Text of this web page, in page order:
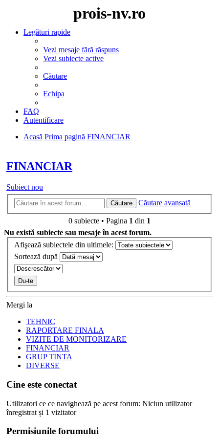
prois-nv.ro
Legături rapide
Vezi mesaje fără răspuns
Vezi subiecte active
Căutare
Echipa
FAQ
Autentificare
Acasă Prima pagină FINANCIAR
FINANCIAR
Subiect nou
Căutare Căutare avansată
0 subiecte • Pagina 1 din 1
Nu există subiecte sau mesaje în acest forum.
Afişează subiectele din ultimele:
Sortează după
Mergi la
TEHNIC
RAPORTARE FINALA
VIZITE DE MONITORIZARE
FINANCIAR
GRUP TINTA
DIVERSE
Cine este conectat
Utilizatori ce ce navighează pe acest forum: Niciun utilizator
înregistrat și 1 vizitator
Permisiunile forumului